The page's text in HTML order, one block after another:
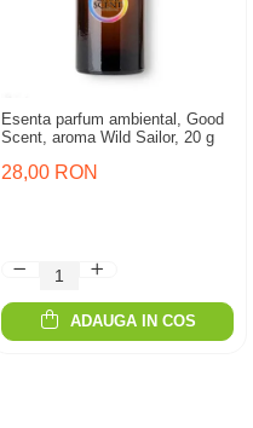
Esenta parfum ambiental, Good
Scent, aroma Wild Sailor, 20 g
28,00 RON
ADAUGA IN COS